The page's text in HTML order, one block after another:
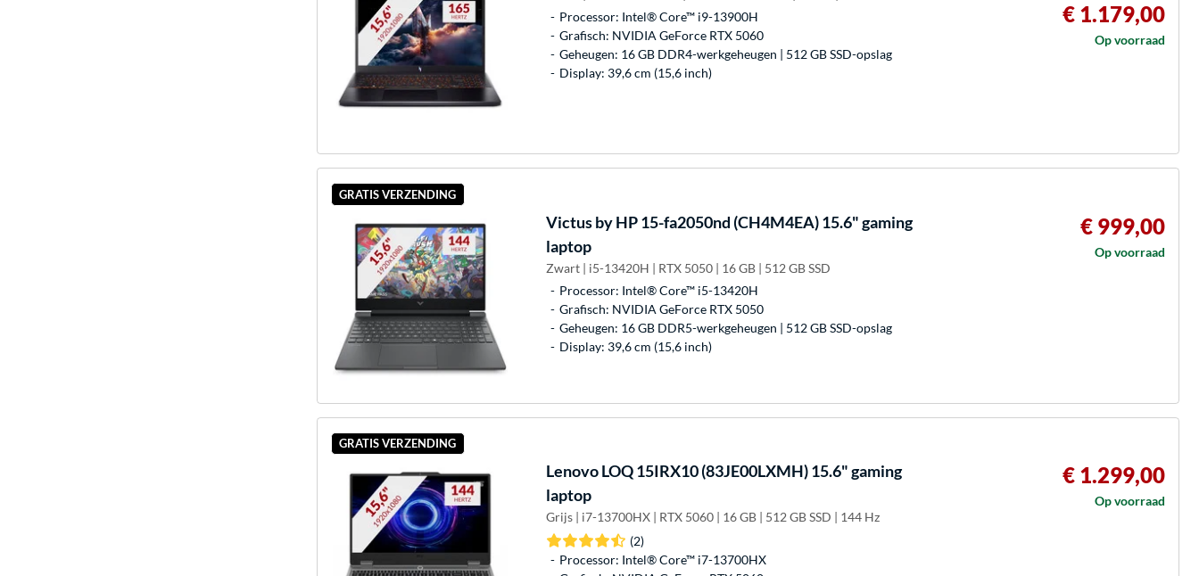
Processor: Intel® Core™ i9-13900H
Grafisch: NVIDIA GeForce RTX 5060
Geheugen: 16 GB DDR4-werkgeheugen | 512 GB SSD-opslag
Display: 39,6 cm (15,6 inch)
€ 1.179,00
Op voorraad
GRATIS VERZENDING
Victus by HP15-fa2050nd (CH4M4EA) 15.6" gaming
laptop
Zwart | i5-13420H | RTX 5050 | 16 GB | 512 GB SSD
Processor: Intel® Core™ i5-13420H
Grafisch: NVIDIA GeForce RTX 5050
Geheugen: 16 GB DDR5-werkgeheugen | 512 GB SSD-opslag
Display: 39,6 cm (15,6 inch)
€ 999,00
Op voorraad
GRATIS VERZENDING
LenovoLOQ 15IRX10 (83JE00LXMH) 15.6" gaming
laptop
Grijs | i7-13700HX | RTX 5060 | 16 GB | 512 GB SSD | 144 Hz
(2)
Processor: Intel® Core™ i7-13700HX
€ 1.299,00
Op voorraad